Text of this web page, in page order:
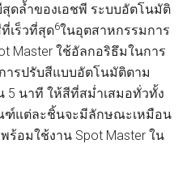
ดล้ำของเอชพี ระบบอัตโนมัติ
เร็วที่สุด6ในอุตสาหกรรมการ
Master ใช้อัลกอริธึมในการ
ารปรับสีแบบอัตโนมัติตาม
5 นาที ให้สีที่สม่ำเสมอทั่วทั้ง
ฑ์แต่ละชิ้นจะมีลักษณะเหมือน
อมใช้งาน Spot Master ใน